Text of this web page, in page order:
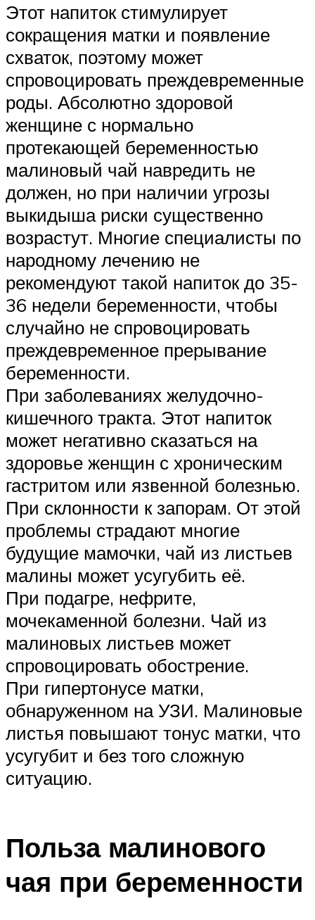
Этот напиток стимулирует
сокращения матки и появление
схваток, поэтому может
спровоцировать преждевременные
роды. Абсолютно здоровой
женщине с нормально
протекающей беременностью
малиновый чай навредить не
должен, но при наличии угрозы
выкидыша риски существенно
возрастут. Многие специалисты по
народному лечению не
рекомендуют такой напиток до 35-
36 недели беременности, чтобы
случайно не спровоцировать
преждевременное прерывание
беременности.
При заболеваниях желудочно-
кишечного тракта. Этот напиток
может негативно сказаться на
здоровье женщин с хроническим
гастритом или язвенной болезнью.
При склонности к запорам. От этой
проблемы страдают многие
будущие мамочки, чай из листьев
малины может усугубить её.
При подагре, нефрите,
мочекаменной болезни. Чай из
малиновых листьев может
спровоцировать обострение.
При гипертонусе матки,
обнаруженном на УЗИ. Малиновые
листья повышают тонус матки, что
усугубит и без того сложную
ситуацию.
Польза малинового
чая при беременности